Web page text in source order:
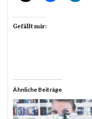
Gefällt mir:
Ähnliche Beiträge